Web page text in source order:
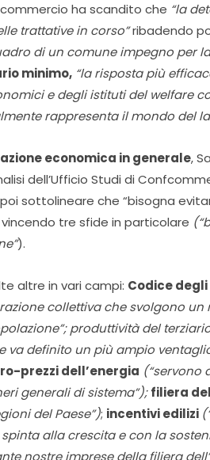
ha scandito che “la
trattative in corso”ribadendo
di un comune impegno per
minimo, “la risposta più
e degli istituti del welfare
rappresenta il mondo del
economica in generale,
dell’Ufficio Studi di
poi sottolineare che “bisogna
tre sfide in particolare
).
altre in vari campi: Codice
collettiva che svolgono
produttività del
va definito un più ampio
prezzi dell’energia (“servono
generali di sistema”); filiera
del Paese”); incentivi edilizi
alla crescita e con la
nostre imprese della filiera